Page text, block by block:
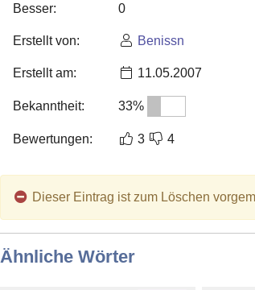
Blog
Besser: 0
Erstellt von: Benissn
Erstellt am: 11.05.2007
Bekanntheit: 33%
Bewertungen: 3 4
Dieser Eintrag ist zum Löschen
Ähnliche Wörter